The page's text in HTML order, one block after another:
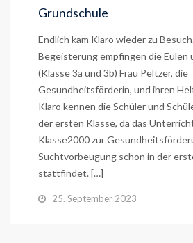
Grundschule
Endlich kam Klaro wieder zu
Begeisterung empfingen die Eulen
(Klasse 3a und 3b) Frau Peltzer, die
Gesundheitsförderin, und ihren
Klaro kennen die Schüler und
der ersten Klasse, da das
Klasse2000 zur
Suchtvorbeugung schon in der
stattfindet. […]
25. September 2023